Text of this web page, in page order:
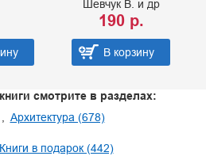
Шевчук В. и др
190 р.
В корзину
смотрите в разделах:
Архитектура (678)
Книги в подарок (442)